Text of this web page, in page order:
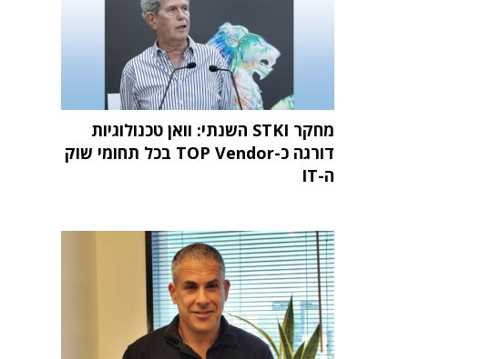
מחקר STKI השנתי: וואן טכנולוגיות
דורגה כ-TOP Vendor בכל תחומי שוק
ה-IT